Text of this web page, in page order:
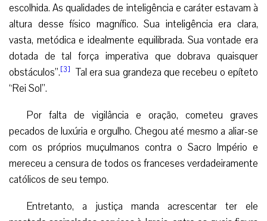
escolhida. As qualidades de inteligência e caráter estavam à
altura desse físico magnífico. Sua inteligência era clara,
vasta, metódica e idealmente equilibrada. Sua vontade era
dotada de tal força imperativa que dobrava quaisquer
obstáculos”.[3] Tal era sua grandeza que recebeu o epíteto
“Rei Sol”.
Por falta de vigilância e oração, cometeu graves
pecados de luxúria e orgulho. Chegou até mesmo a aliar-se
com os próprios muçulmanos contra o Sacro Império e
mereceu a censura de todos os franceses verdadeiramente
católicos de seu tempo.
Entretanto, a justiça manda acrescentar ter ele